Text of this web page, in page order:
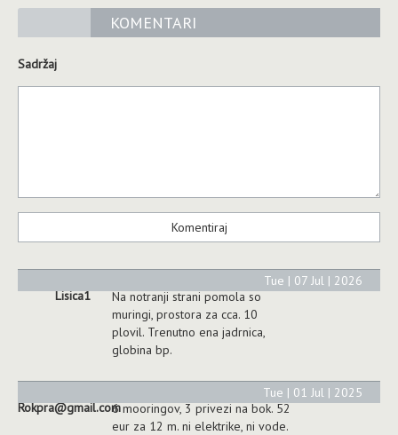
KOMENTARI
Sadržaj
Lisica1
Na notranji strani pomola so
muringi, prostora za cca. 10
plovil. Trenutno ena jadrnica,
globina bp.
Tue | 07 Jul | 2026
Rokpra@gmail.com6 mooringov, 3 privezi na bok. 52
eur za 12 m. ni elektrike, ni vode.
Tue | 01 Jul | 2025